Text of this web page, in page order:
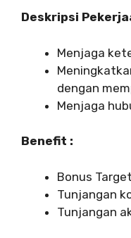
Deskripsi
Menjaga
dengan
Menjaga
Benefit :
Bonus Target
Tunjangan
Tunjangan